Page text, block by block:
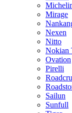
Mirage
Nexen
Nitto
Nokian
Ovation
Pirelli
Sailun
Sunfull